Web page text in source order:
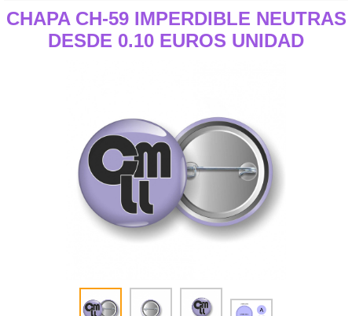
CHAPA CH-59 IMPERDIBLE NEUTRAS
DESDE 0.10 EUROS UNIDAD